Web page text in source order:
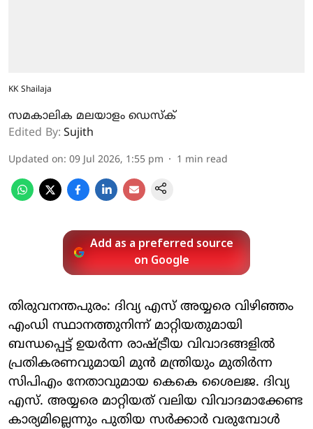
KK Shailaja
സമകാലിക മലയാളം ഡെസ്ക്
Edited By: Sujith
Updated on: 09 Jul 2026, 1:55 pm 1 min read
Add as a preferred source
on Google
തിരുവനന്തപുരം: ദിവ്യ എസ് അയ്യരെ വിഴിഞ്ഞം
എംഡി സ്ഥാനത്തുനിന്ന് മാറ്റിയതുമായി
ബന്ധപ്പെട്ട് ഉയർന്ന രാഷ്ട്രീയ വിവാദങ്ങളിൽ
പ്രതികരണവുമായി മുൻ മന്ത്രിയും മുതിർന്ന
സിപിഎം നേതാവുമായ കെകെ ശൈലജ. ദിവ്യ
എസ്. അയ്യരെ മാറ്റിയത് വലിയ വിവാദമാക്കേണ്ട
കാര്യമില്ലെന്നും പുതിയ സർക്കാർ വരുമ്പോൾ